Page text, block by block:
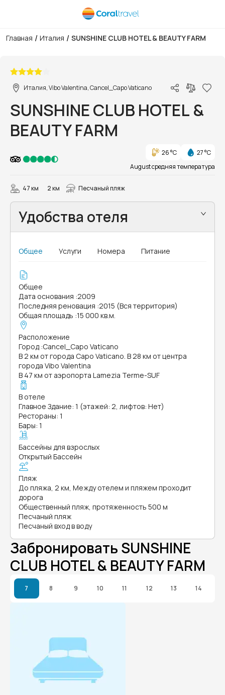
Главная / Италия / SUNSHINE CLUB HOTEL & BEAUTY FARM
Италия, Vibo Valentina, Cancel_Capo Vaticano
SUNSHINE CLUB HOTEL &
BEAUTY FARM
26 °C
27 °C
August средняя температура
47 км 2 км Песчаный пляж
Удобства отеля
Общее Услуги Номера Питание
Общее
Дата основания :2009
Последняя реновация :2015 (Вся территория)
Общая площадь :15 000 кв.м.
Расположение
Город :Cancel_Capo Vaticano
В 2 км от города Capo Vaticano. В 28 км от центра
города Vibo Valentina
В 47 км от аэропорта Lamezia Terme-SUF
В отеле
Главное Здание: 1 (этажей: 2, лифтов: Нет)
Рестораны: 1
Бары: 1
Бассейны для взрослых
Открытый Бассейн
Пляж
До пляжа, 2 км, Между отелем и пляжем проходит
дорога
Общественный пляж, протяженность 500 м
Песчаный пляж
Песчаный вход в воду
Забронировать SUNSHINE
CLUB HOTEL & BEAUTY FARM
7 8 9 10 11 12 13 14